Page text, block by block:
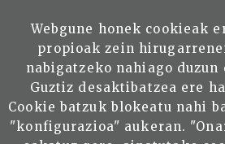
trabajo a pobladores de Villa
en Sotero Arizu s/nº, Villa
Capacidad 14 millones de
Hectáreas.
Se construyó originariamente
Webgune honek cookieak
propioak zein
nabigatzeko nahiago duzun
Guztiz desaktibatzea ere
Cookie batzuk blokeatu nahi
"konfigurazioa" aukeran.